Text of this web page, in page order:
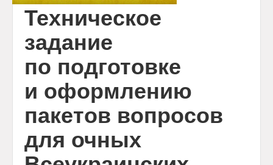
Техническое
задание
по подготовке
и оформлению
пакетов вопросов
для очных